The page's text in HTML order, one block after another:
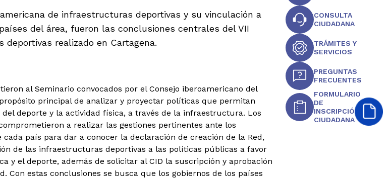
de infraestructuras deportivas y su vinculación a
del área, fueron las conclusiones centrales del VII
realizado en Cartagena.
al Seminario convocados por el Consejo iberoamericano del
propósito principal de analizar y proyectar políticas que permitan
deporte y la actividad física, a través de la infraestructura. Los
a realizar las gestiones pertinentes ante los
país para dar a conocer la declaración de creación de la Red,
de las infraestructuras deportivas a las políticas públicas a favor
y el deporte, además de solicitar al CID la suscripción y aprobación
Con estas conclusiones se busca que los gobiernos de los países
CONSULTA
CIUDADANA
TRÁMITES Y
SERVICIOS
PREGUNTAS
FRECUENTES
FORMULARIO
DE
INSCRIPCIÓN
CIUDADANA